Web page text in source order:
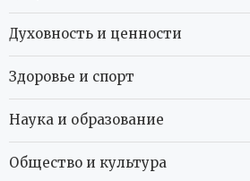
Духовность и ценности
Здоровье и спорт
Наука и образование
Общество и культура